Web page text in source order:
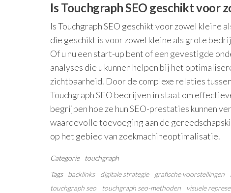
Is Touchgraph SEO geschikt voor
Is Touchgraph SEO geschikt voor zowel kleine
die geschikt is voor zowel kleine als grote
Of u nu een start-up bent of een gevestigde
analyses die u kunnen helpen bij het
zichtbaarheid. Door de complexe relaties
Touchgraph SEO bedrijven in staat om
begrijpen hoe ze hun SEO-prestaties kunnen
waardevolle toevoeging aan de
op het gebied van zoekmachineoptimalisatie.
Categorie
touchgraph
Tags
backlinks digitale strategie grafische voorstellingen
touchgraph seo
touchgraph seo-methoden visuele